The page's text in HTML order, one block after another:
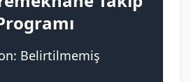
Belirtilmemiş